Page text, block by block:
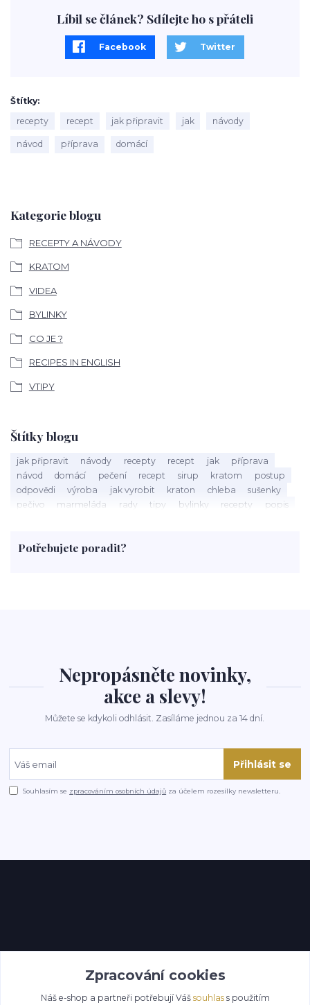
Kategorie blogu
RECEPTY A NÁVODY
KRATOM
VIDEA
BYLINKY
CO JE ?
RECIPES IN ENGLISH
VTIPY
Štítky blogu
jak připravit návody recepty recept jak
příprava
návod
domácí pečení recept sirup kratom
postup
odpovědi
výroba jak vyrobit kraton chleba
sušenky
pečivo
marmeláda rady tipy bylinky recepty
popis
rohlíky
grilování čaj
Potřebujete poradit?
Líbil se článek? Sdílejte ho s přáteli
Facebook Twitter
Štítky
recepty
recept jak připravit jak návody
návod příprava domácí
Nepropásněte novinky,
akce a slevy!
Můžete se kdykoli odhlásit. Zasíláme jednou za 14 dní.
Přihlásit se
Souhlasím se zpracováním osobních údajů za účelem rozesílky newsletteru.
Zpracování cookies
Náš e-shop a partneři potřebují Váš souhlass použitím